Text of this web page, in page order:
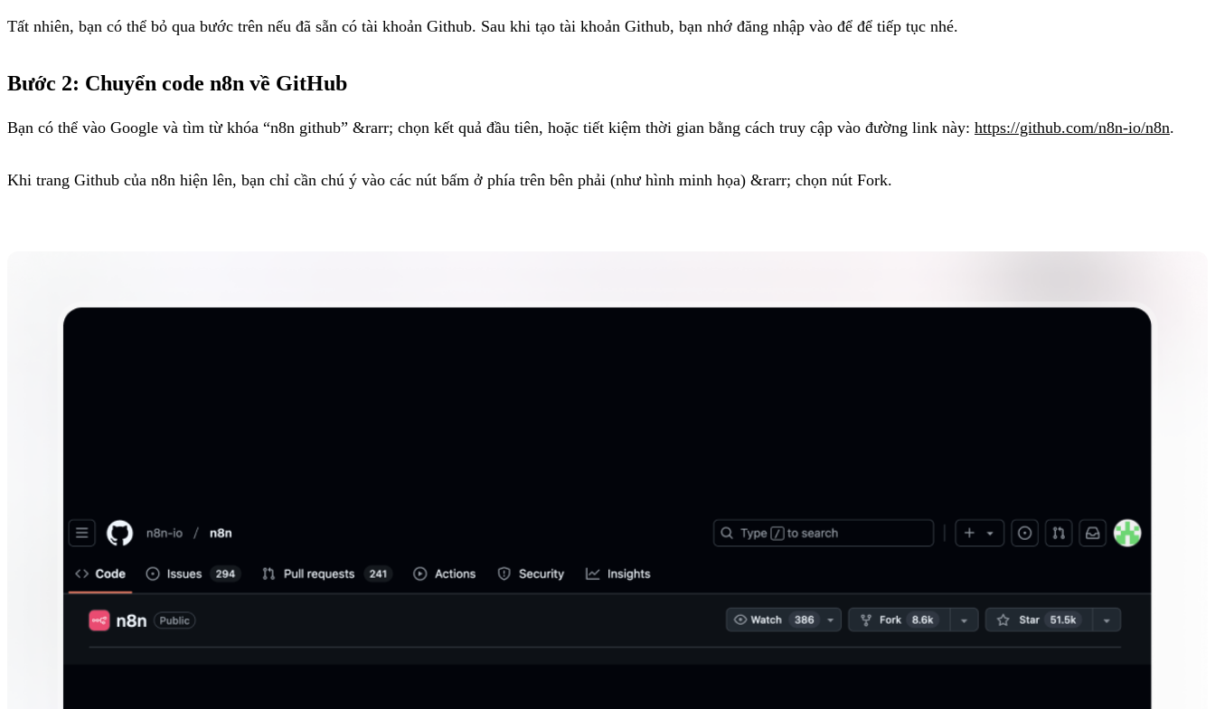
Tất nhiên, bạn có thể bỏ qua bước trên nếu đã sẵn có tài khoản Github. Sau khi tạo tài khoản Github, bạn nhớ đăng nhập vào để để tiếp tục nhé.
Bước 2: Chuyển code n8n về GitHub
Bạn có thể vào Google và tìm từ khóa “n8n github” &rarr; chọn kết quả đầu tiên, hoặc tiết kiệm thời gian bằng cách truy cập vào đường link này: https://github.com/n8n-io/n8n.
Khi trang Github của n8n hiện lên, bạn chỉ cần chú ý vào các nút bấm ở phía trên bên phải (như hình minh họa) &rarr; chọn nút Fork.